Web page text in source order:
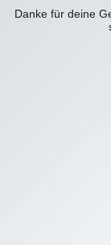
Danke für deine